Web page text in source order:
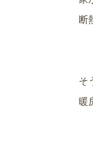
断
そ
暖